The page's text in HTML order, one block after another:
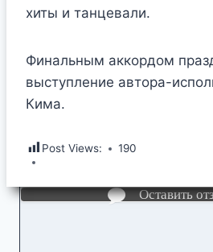
хиты и танцевали.
Финальным аккордом
выступление автора-
Кима.
Post Views: 190
Оставить